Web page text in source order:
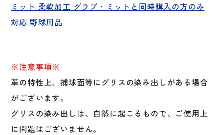
ミット 柔軟加工 グラブ・ミットと同時購入の方のみ
対応 野球用品
※注意事項※
革の特性上、捕球面等にグリスの染み出しがある場合
がございます。
グリスの染み出しは、自然に起こるもので、ご使用上
に問題はございません。